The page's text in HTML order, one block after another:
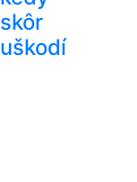
skôr
uškodí